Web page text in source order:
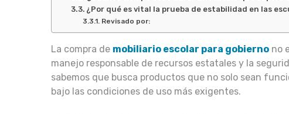
¿Por qué es vital la prueba de estabilidad en las
Revisado por:
La compra de mobiliario escolar para gobierno no
manejo responsable de recursos estatales y la
sabemos que busca productos que no solo sean
bajo las condiciones de uso más exigentes.